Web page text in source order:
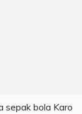
sepak bola Karo